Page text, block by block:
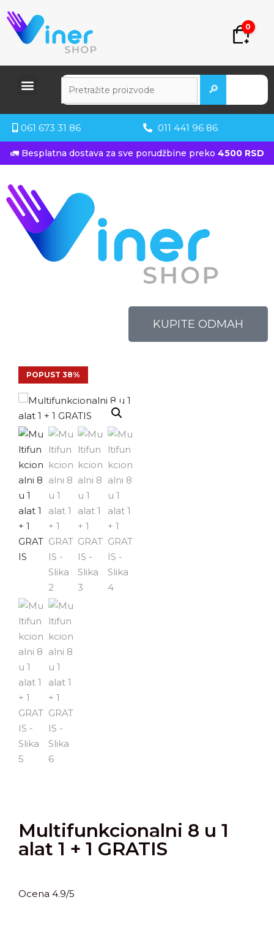
0
🔎
061 673 31 86 011 441 96 86
🚛 Besplatna dostava za sve porudžbine preko 4500 RSD
KUPITE ODMAH
POPUST 38%
Multifunkcionalni 8 u 1
alat 1 + 1 GRATIS
Ocena 4.9/5